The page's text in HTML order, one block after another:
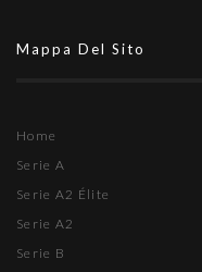
Mappa Del Sito
Home
Serie A
Serie A2 Élite
Serie A2
Serie B